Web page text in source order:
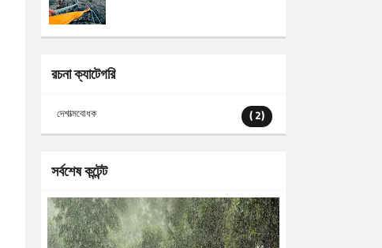
রচনা ক্যাটেগরি
দেশাত্মবোধক ( 2)
সর্বশেষ কন্টেন্ট